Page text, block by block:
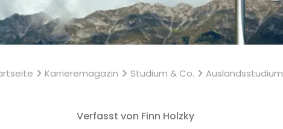
Karrieremagazin Studium & Co. Auslandsstudium
Verfasst von Finn Holzky